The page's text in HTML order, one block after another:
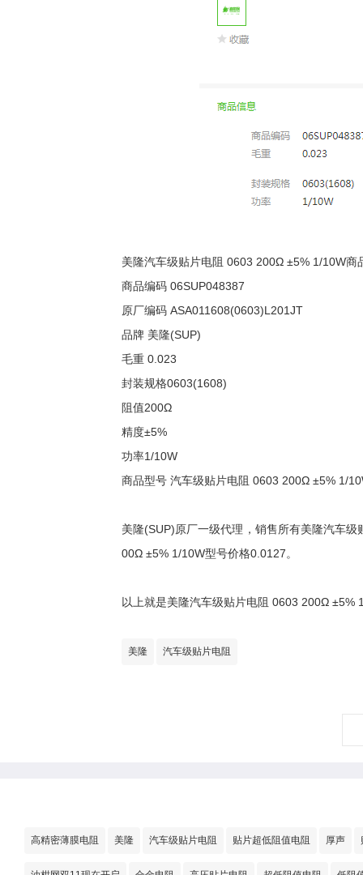
美隆汽车级贴片电阻 0603 200Ω ±5% 1/10W商
商品编码 06SUP048387
原厂编码 ASA011608(0603)L201JT
品牌 美隆(SUP)
毛重 0.023
封装规格0603(1608)
阻值200Ω
精度±5%
功率1/10W
商品型号 汽车级贴片电阻 0603 200Ω ±5% 1/
美隆(SUP)原厂一级代理，销售所有美隆汽车
00Ω ±5% 1/10W型号价格0.0127。
以上就是美隆汽车级贴片电阻 0603 200Ω ±5%
美隆 汽车级贴片电阻
高精密薄膜电阻 美隆 汽车级贴片电阻 贴片超低阻值电阻 厚声